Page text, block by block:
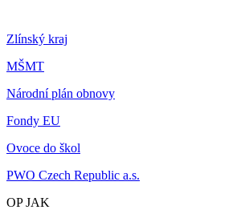
Zlínský kraj
MŠMT
Národní plán obnovy
Fondy EU
Ovoce do škol
PWO Czech Republic a.s.
OP JAK